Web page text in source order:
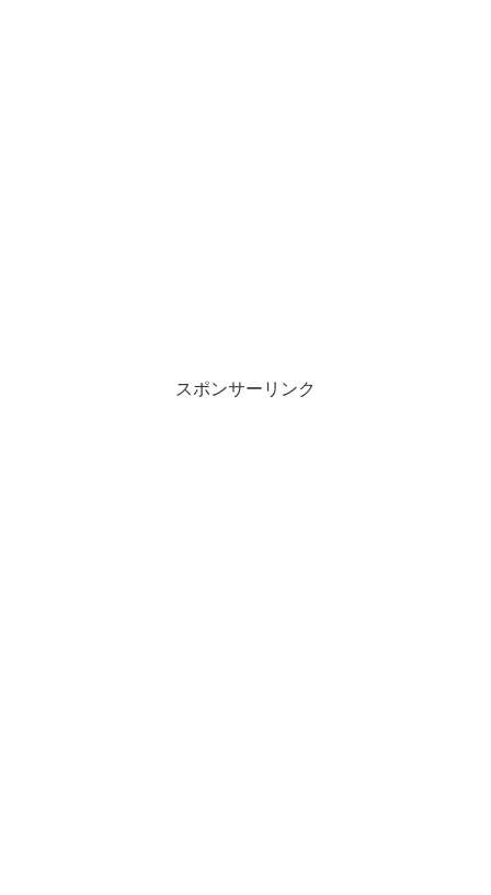
スポンサーリンク